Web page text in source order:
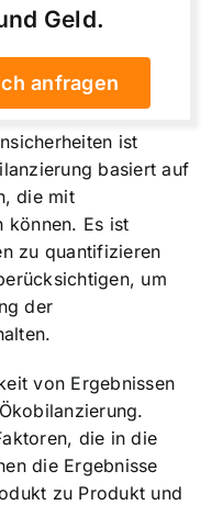
Geld.
anfragen
ist
basiert auf
die mit
können. Es ist
zu quantifizieren
um
der
von Ergebnissen
die in die
die Ergebnisse
zu Produkt und